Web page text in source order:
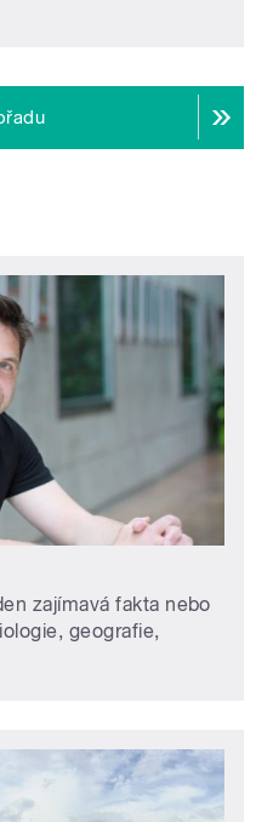
zajímavá fakta nebo
geografie,